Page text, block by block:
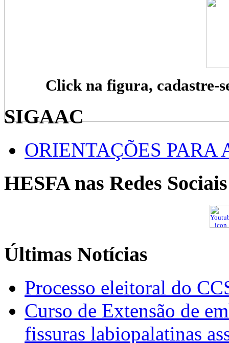
Click na figura, cadastre-
SIGAAC
ORIENTAÇÕES PARA
HESFA nas Redes Sociais
Últimas Notícias
Processo eleitoral do
Curso de Extensão de
fissuras labiopalatinas